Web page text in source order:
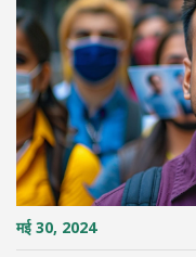
मई 30, 2024